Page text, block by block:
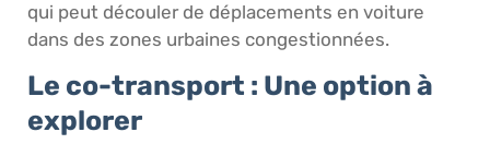
qui peut découler de déplacements en voiture
dans des zones urbaines congestionnées.
Le co-transport : Une option à
explorer